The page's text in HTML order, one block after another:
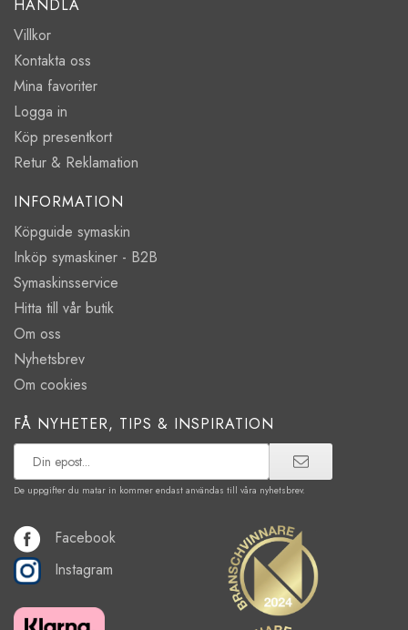
HANDLA
Villkor
Kontakta oss
Mina favoriter
Logga in
Köp presentkort
Retur & Reklamation
INFORMATION
Köpguide symaskin
Inköp symaskiner - B2B
Symaskinsservice
Hitta till vår butik
Om oss
Nyhetsbrev
Om cookies
FÅ NYHETER, TIPS & INSPIRATION
De uppgifter du matar in kommer endast användas till våra nyhetsbrev.
Facebook
Instagram